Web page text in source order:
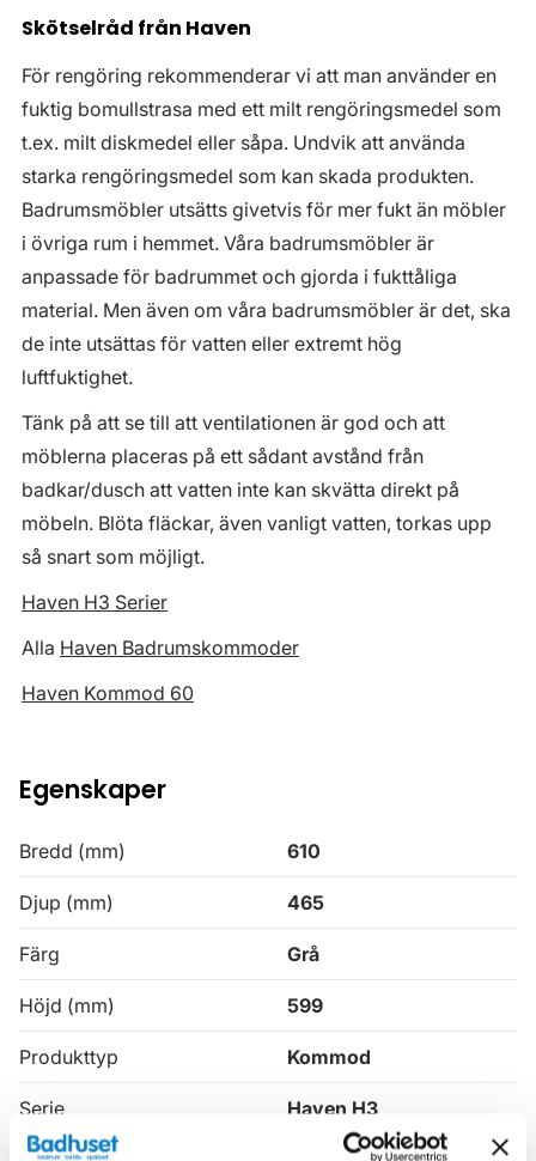
Skötselråd från Haven
För rengöring rekommenderar vi att man använder en
fuktig bomullstrasa med ett milt rengöringsmedel som
t.ex. milt diskmedel eller såpa. Undvik att använda
starka rengöringsmedel som kan skada produkten.
Badrumsmöbler utsätts givetvis för mer fukt än möbler
i övriga rum i hemmet. Våra badrumsmöbler är
anpassade för badrummet och gjorda i fukttåliga
material. Men även om våra badrumsmöbler är det, ska
de inte utsättas för vatten eller extremt hög
luftfuktighet.
Tänk på att se till att ventilationen är god och att
möblerna placeras på ett sådant avstånd från
badkar/dusch att vatten inte kan skvätta direkt på
möbeln. Blöta fläckar, även vanligt vatten, torkas upp
så snart som möjligt.
Haven H3 Serier
Alla Haven Badrumskommoder
Haven Kommod 60
Egenskaper
Bredd (mm) 610
Djup (mm) 465
Färg Grå
Höjd (mm) 599
Produkttyp Kommod
Serie Haven H3